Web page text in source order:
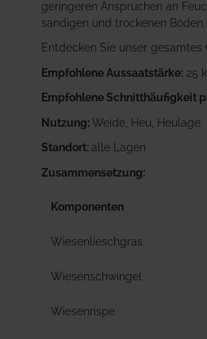
geringeren Ansprüchen an
sandigen und trockenen Böden.
Entdecken Sie unser gesamtes
Empfohlene Aussaatstärke: 25
Empfohlene Schnitthäufigkeit
Nutzung:Weide, Heu, Heulage
Standort:alle Lagen
Zusammensetzung:
Komponenten
Wiesenlieschgras
Wiesenschwingel
Wiesenrispe